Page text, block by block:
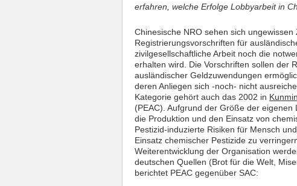
erfahren, welche Erfolge Lobbyarbeit in
Chinesische NRO sehen sich
Registrierungsvorschriften für
zivilgesellschaftliche Arbeit noch die
erhalten wird. Die Vorschriften sollen der
ausländischer Geldzuwendungen
deren Anliegen sich -noch- nicht
Kategorie gehört auch das 2002 in
(PEAC). Aufgrund der Größe der
die Produktion und den Einsatz von
Pestizid-induzierte Risiken für Mensch
Einsatz chemischer Pestizide zu
Weiterentwicklung der Organisation
deutschen Quellen (Brot für die Welt,
berichtet PEAC gegenüber SAC: